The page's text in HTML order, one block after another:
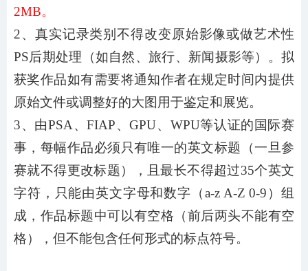
2MB。
2、真实记录类别不得改变原始影像或做艺术性
PS后期处理（如自然、旅行、新闻摄影等）。拟
获奖作品如有需要将通知作者在规定时间内提供
原始文件或调整好的大图用于鉴定和展览。
3、由PSA、FIAP、GPU、WPU等认证的国际赛
事，每幅作品必须只有唯一的英文标题（一旦参
赛就不得更改标题），且最长不得超过35个英文
字符，只能由英文字母和数字（a-z A-Z 0-9）组
成，作品标题中可以有空格（前后两头不能有空
格），但不能包含任何形式的标点符号。